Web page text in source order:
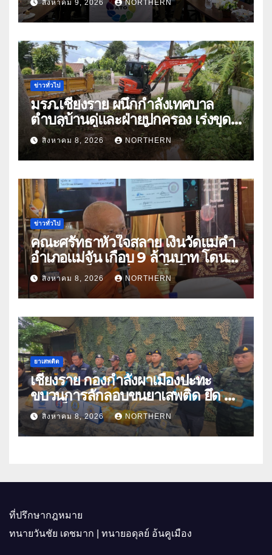
หารืออนาคตอุตสาหกรรมชา
ท่ามกลางความท้าทายโลก
สิงหาคม 9, 2026 NORTHERN
ข่าวทั่วไป
มรภ.เชียงราย ผนึกกำลังเทศบาล
ตำบลบ้านดู่และฝ่ายปกครอง เร่งขุด
ลอกสิ่งกีดขวางทางน้ำ ป้องกันและลด
ปัญหาน้ำท่วม
สิงหาคม 8, 2026 NORTHERN
ข่าวทั่วไป
คณะศรัทธาหัวใจสลาย เงินวัดแม่คำ
อำเภอแม่จัน เกือบ 9 ล้านบาท โดน
แก๊งคอลเซ็นเตอร์หลอกให้โอนข้าม
ปีกว่า 66 บัญชี
สิงหาคม 8, 2026 NORTHERN
ยาเสพติด
เชียงราย กองกำลังผาเมืองปะทะ
ขบวนการลักลอบขนยาเสพติด ยึด 2
ล้านเม็ด
สิงหาคม 8, 2026 NORTHERN
ที่ปรึกษากฎหมาย
ทนายวันชัย เดชมาก | ทนายอดุลย์ อ้นคูเมือง